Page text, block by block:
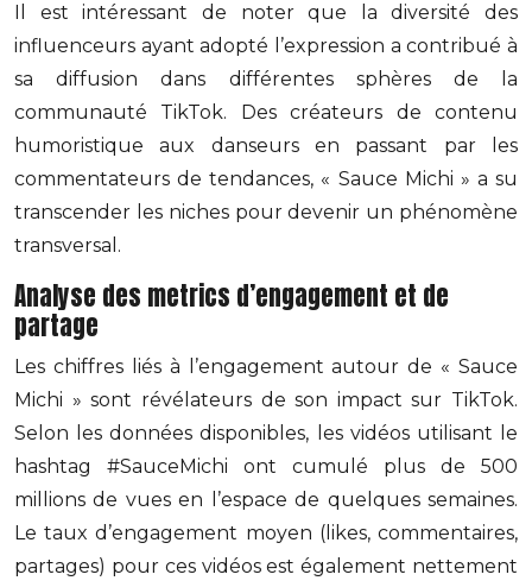
Il est intéressant de noter que la diversité des
influenceurs ayant adopté l’expression a contribué à
sa diffusion dans différentes sphères de la
communauté TikTok. Des créateurs de contenu
humoristique aux danseurs en passant par les
commentateurs de tendances, « Sauce Michi » a su
transcender les niches pour devenir un phénomène
transversal.
Analyse des metrics d’engagement et de
partage
Les chiffres liés à l’engagement autour de « Sauce
Michi » sont révélateurs de son impact sur TikTok.
Selon les données disponibles, les vidéos utilisant le
hashtag #SauceMichi ont cumulé plus de 500
millions de vues en l’espace de quelques semaines.
Le taux d’engagement moyen (likes, commentaires,
partages) pour ces vidéos est également nettement